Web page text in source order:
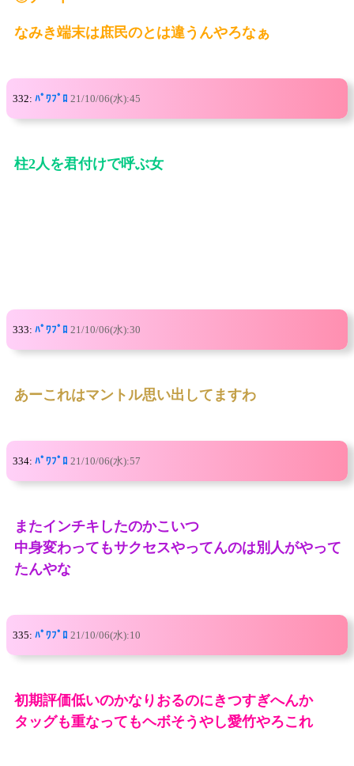
なみき端末は庶民のとは違うんやろなぁ
332: ﾊﾟﾜﾌﾟﾛ 21/10/06(水):45
柱2人を君付けで呼ぶ女
333: ﾊﾟﾜﾌﾟﾛ 21/10/06(水):30
あーこれはマントル思い出してますわ
334: ﾊﾟﾜﾌﾟﾛ 21/10/06(水):57
またインチキしたのかこいつ
中身変わってもサクセスやってんのは別人がやって
たんやな
335: ﾊﾟﾜﾌﾟﾛ 21/10/06(水):10
初期評価低いのかなりおるのにきつすぎへんか
タッグも重なってもヘボそうやし愛竹やろこれ